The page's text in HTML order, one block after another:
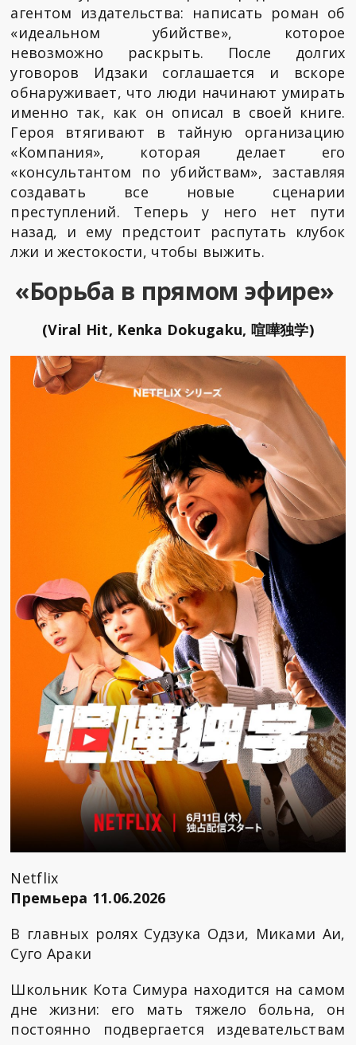
агентом издательства: написать роман об
«идеальном убийстве», которое
невозможно раскрыть. После долгих
уговоров Идзаки соглашается и вскоре
обнаруживает, что люди начинают умирать
именно так, как он описал в своей книге.
Героя втягивают в тайную организацию
«Компания», которая делает его
«консультантом по убийствам», заставляя
создавать все новые сценарии
преступлений. Теперь у него нет пути
назад, и ему предстоит распутать клубок
лжи и жестокости, чтобы выжить.
«Борьба в прямом эфире»
(Viral Hit, Kenka Dokugaku, 喧嘩独学)
Netflix
Премьера 11.06.2026
В главных ролях Судзука Одзи, Миками Аи,
Суго Араки
Школьник Кота Симура находится на самом
дне жизни: его мать тяжело больна, он
постоянно подвергается издевательствам